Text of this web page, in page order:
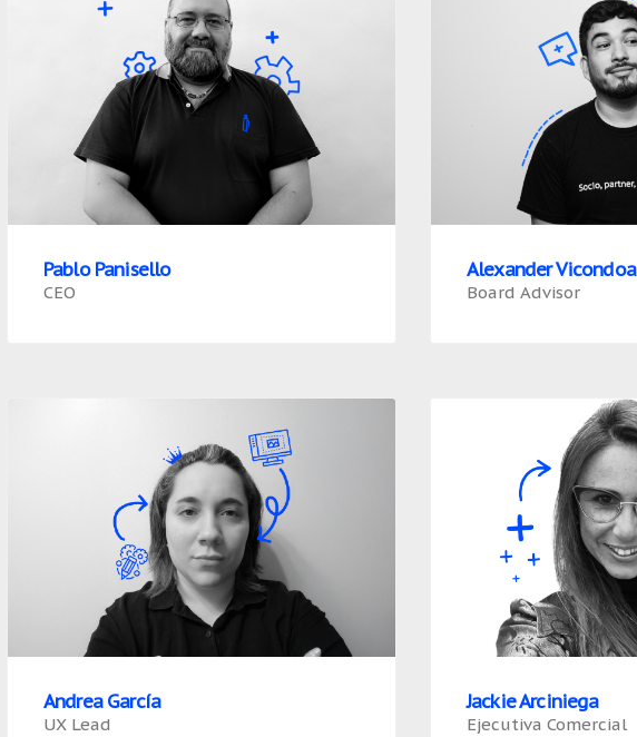
Pablo Panisello
CEO
Alexander Vicondoa
Board Advisor
Andrea García
UX Lead
Jackie Arciniega
Ejecutiva Comercial